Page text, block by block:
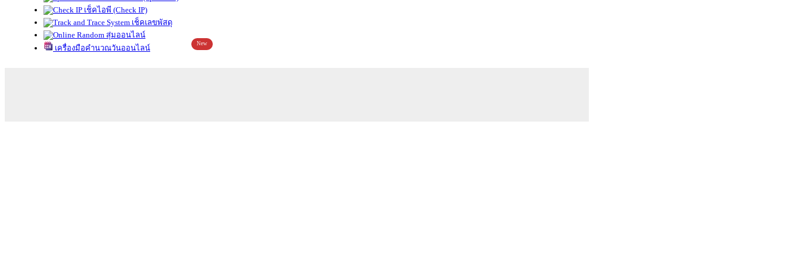
เช็คไอพี (Check IP)
เช็คเลขพัสดุ
สุ่มออนไลน์
เครื่องมือคำนวณวันออนไลน์
New